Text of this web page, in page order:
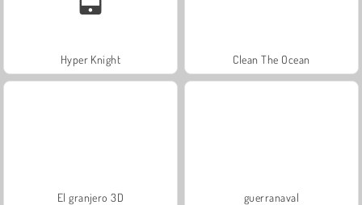
Hyper Knight Clean The Ocean
El granjero 3D guerranaval